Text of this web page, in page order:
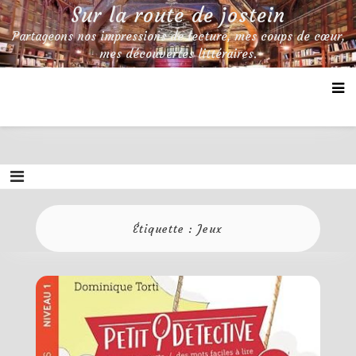
Skip
to
content
Sur la route de jostein
Partageons nos impressions de lecture, mes coups de cœur,
mes découvertes littéraires.
Étiquette : Jeux